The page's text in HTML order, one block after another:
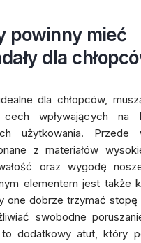
powinny mieć
dla
dla chłopców,
cech wpływających na
użytkowania. Przede
z materiałów
oraz wygodę
elementem jest także
one dobrze trzymać stopę
swobodne
to dodatkowy atut, który